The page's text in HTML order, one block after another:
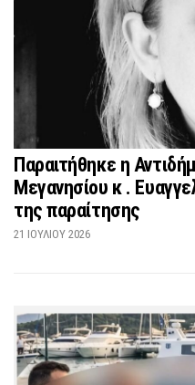
Παραιτήθηκε η
Μεγανησίου κ .
της παραίτησης
21 ΙΟΥΛΊΟΥ 2026